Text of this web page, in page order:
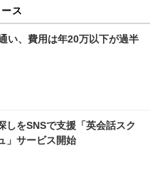
ス
い、費用は年20万以下が過半
しをSNSで支援「英会話スク
」サービス開始